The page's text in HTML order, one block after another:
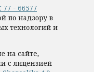
- 66577
по надзору в
технологий и
на сайте,
с лицензией